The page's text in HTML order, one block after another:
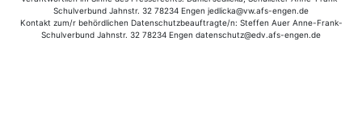
Schulverbund Jahnstr. 32 78234 Engen jedlicka@vw.afs-engen.de
Kontakt zum/r behördlichen Datenschutzbeauftragte/n: Steffen Auer Anne-Frank-
Schulverbund Jahnstr. 32 78234 Engen datenschutz@edv.afs-engen.de